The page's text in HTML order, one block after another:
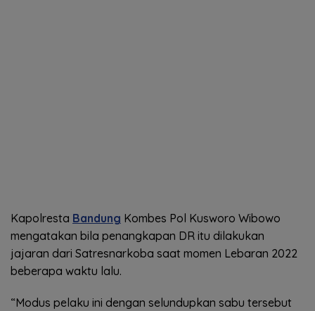
Kapolresta Bandung Kombes Pol Kusworo Wibowo
mengatakan bila penangkapan DR itu dilakukan
jajaran dari Satresnarkoba saat momen Lebaran 2022
beberapa waktu lalu.
“Modus pelaku ini dengan selundupkan sabu tersebut